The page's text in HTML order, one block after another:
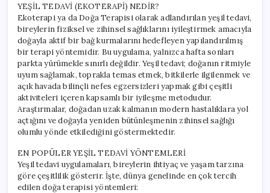
YEŞİL TEDAVİ (EKOTERAPİ) NEDİR?
Ekoterapi ya da Doğa Terapisi olarak adlandırılan yeşil tedavi,
bireylerin fiziksel ve zihinsel sağlıklarını iyileştirmek amacıyla
doğayla aktif bir bağ kurmalarını hedefleyen yapılandırılmış
bir terapi yöntemidir. Bu uygulama, yalnızca hafta sonları
parkta yürümekle sınırlı değildir. Yeşil tedavi; doğanın ritmiyle
uyum sağlamak, toprakla temas etmek, bitkilerle ilgilenmek ve
açık havada bilinçli nefes egzersizleri yapmak gibi çeşitli
aktiviteleri içeren kapsamlı bir iyileşme metodudur.
Araştırmalar, doğadan uzak kalmanın modern hastalıklara yol
açtığını ve doğayla yeniden bütünleşmenin zihinsel sağlığı
olumlu yönde etkilediğini göstermektedir.
EN POPÜLER YEŞİL TEDAVİ YÖNTEMLERİ
Yeşil tedavi uygulamaları, bireylerin ihtiyaç ve yaşam tarzına
göre çeşitlilik gösterir. İşte, dünya genelinde en çok tercih
edilen doğa terapisi yöntemleri: